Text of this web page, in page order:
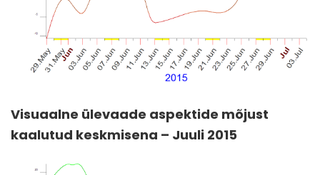
Visuaalne ülevaade aspektide mõjust
kaalutud keskmisena – Juuli 2015